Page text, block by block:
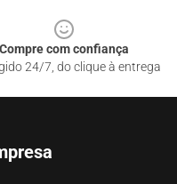
Compre com confiança
24/7, do clique à entrega